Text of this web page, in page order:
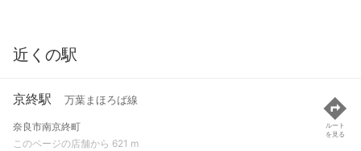
近くの駅
京終駅 万葉まほろば線
奈良市南京終町
このページの店舗から 621 m
ルート
を見る